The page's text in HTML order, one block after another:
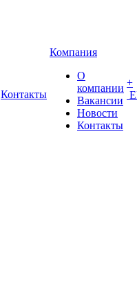
Контакты
Компания
О
компании
Вакансии
Новости
Контакты
+